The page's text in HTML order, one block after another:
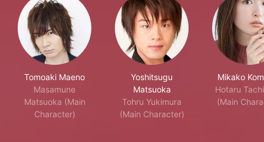
Tomoaki Maeno
Masamune
Matsuoka (Main
Character)
Yoshitsugu
Matsuoka
Tohru Yukimura
(Main Character)
Mikako
Hotaru
(Main